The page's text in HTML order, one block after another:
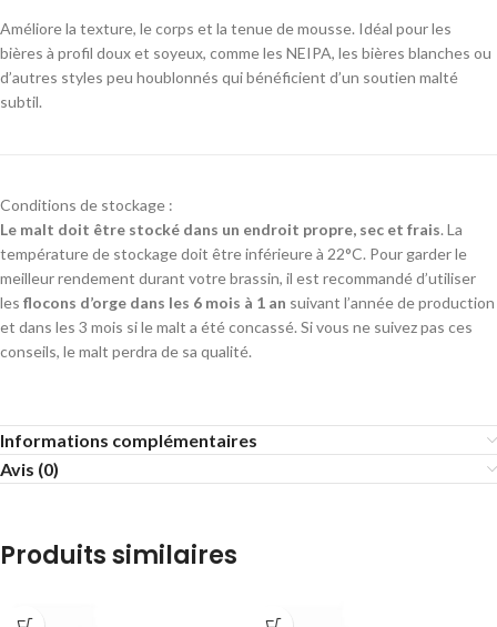
Améliore la texture, le corps et la tenue de mousse. Idéal pour les
bières à profil doux et soyeux, comme les NEIPA, les bières blanches ou
d’autres styles peu houblonnés qui bénéficient d’un soutien malté
subtil.
Conditions de stockage :
Le malt doit être stocké dans un endroit propre, sec et frais. La
température de stockage doit être inférieure à 22°C. Pour garder le
meilleur rendement durant votre brassin, il est recommandé d’utiliser
les flocons d’orge dans les 6 mois à 1 an suivant l’année de production
et dans les 3 mois si le malt a été concassé. Si vous ne suivez pas ces
conseils, le malt perdra de sa qualité.
Informations complémentaires
Avis (0)
Produits similaires